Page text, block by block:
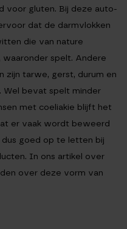
voor gluten. Bij deze auto-
dat de darmvlokken
die van nature
spelt. Andere
zijn tarwe, gerst, durum en
. Wel bevat spelt minder
met coeliakie blijft het
er vaak wordt beweerd
goed op te letten bij
In ons artikel over
over deze vorm van